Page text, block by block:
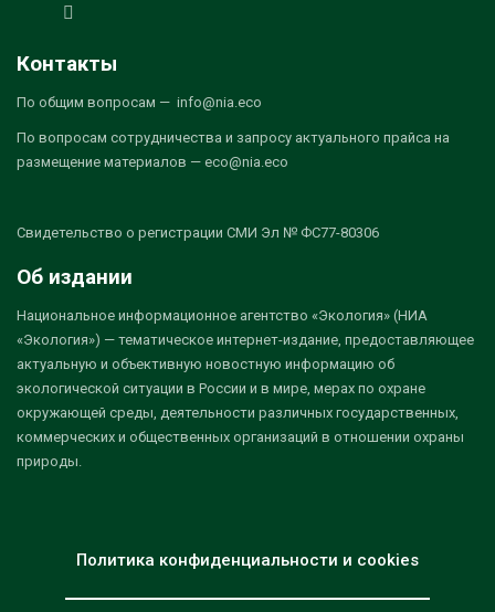
Контакты
По общим вопросам — info@nia.eco
По вопросам сотрудничества и запросу актуального прайса на
размещение материалов — eco@nia.eco
Свидетельство о регистрации СМИ Эл № ФС77-80306
Об издании
Национальное информационное агентство «Экология» (НИА
«Экология») — тематическое интернет-издание, предоставляющее
актуальную и объективную новостную информацию об
экологической ситуации в России и в мире, мерах по охране
окружающей среды, деятельности различных государственных,
коммерческих и общественных организаций в отношении охраны
природы.
Политика конфиденциальности и cookies